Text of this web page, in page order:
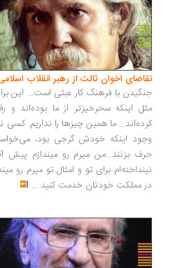
تقاضای اخوان ثالث از رهبر انقلاب
جنگیدن با فرهنگ کار عبثی است... این
مثل اینکه سحرخیزتر از ما بوده‌اند
کرده‌اند... ما همین چیزها را نداریم. کسی
وجود اینکه خودش گرجی بود،
حرف بزنند...من میرم رو میندازم پیش
نینداخته‌ام برای تو و امثال تو میرم رو
در مملکت خودتان خدمت کنید ...